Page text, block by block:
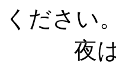
ください。
夜は懇